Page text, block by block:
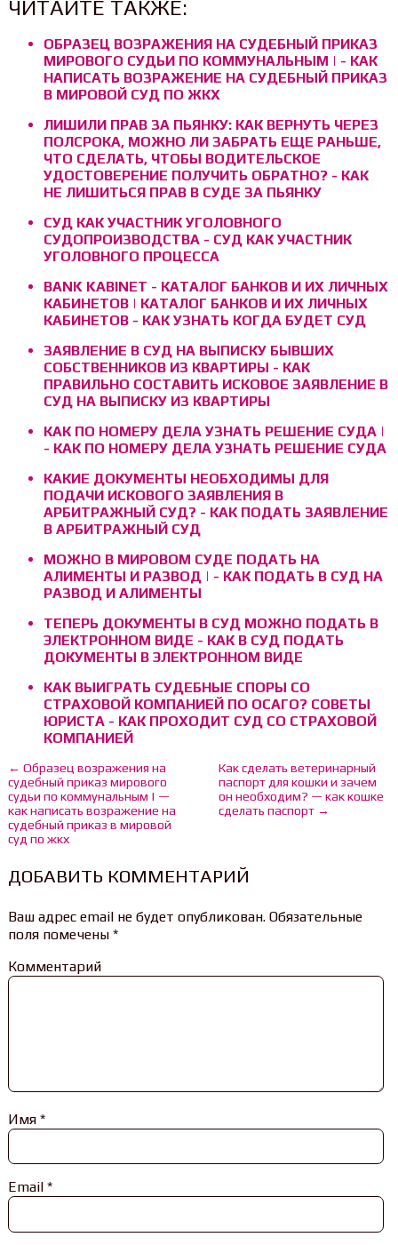
ЧИТАЙТЕ ТАКЖЕ:
ОБРАЗЕЦ ВОЗРАЖЕНИЯ НА СУДЕБНЫЙ ПРИКАЗ
МИРОВОГО СУДЬИ ПО КОММУНАЛЬНЫМ | - КАК
НАПИСАТЬ ВОЗРАЖЕНИЕ НА СУДЕБНЫЙ ПРИКАЗ
В МИРОВОЙ СУД ПО ЖКХ
ЛИШИЛИ ПРАВ ЗА ПЬЯНКУ: КАК ВЕРНУТЬ ЧЕРЕЗ
ПОЛСРОКА, МОЖНО ЛИ ЗАБРАТЬ ЕЩЕ РАНЬШЕ,
ЧТО СДЕЛАТЬ, ЧТОБЫ ВОДИТЕЛЬСКОЕ
УДОСТОВЕРЕНИЕ ПОЛУЧИТЬ ОБРАТНО? - КАК
НЕ ЛИШИТЬСЯ ПРАВ В СУДЕ ЗА ПЬЯНКУ
СУД КАК УЧАСТНИК УГОЛОВНОГО
СУДОПРОИЗВОДСТВА - СУД КАК УЧАСТНИК
УГОЛОВНОГО ПРОЦЕССА
BANK KABINET - КАТАЛОГ БАНКОВ И ИХ ЛИЧНЫХ
КАБИНЕТОВ | КАТАЛОГ БАНКОВ И ИХ ЛИЧНЫХ
КАБИНЕТОВ - КАК УЗНАТЬ КОГДА БУДЕТ СУД
ЗАЯВЛЕНИЕ В СУД НА ВЫПИСКУ БЫВШИХ
СОБСТВЕННИКОВ ИЗ КВАРТИРЫ - КАК
ПРАВИЛЬНО СОСТАВИТЬ ИСКОВОЕ ЗАЯВЛЕНИЕ В
СУД НА ВЫПИСКУ ИЗ КВАРТИРЫ
КАК ПО НОМЕРУ ДЕЛА УЗНАТЬ РЕШЕНИЕ СУДА |
- КАК ПО НОМЕРУ ДЕЛА УЗНАТЬ РЕШЕНИЕ СУДА
КАКИЕ ДОКУМЕНТЫ НЕОБХОДИМЫ ДЛЯ
ПОДАЧИ ИСКОВОГО ЗАЯВЛЕНИЯ В
АРБИТРАЖНЫЙ СУД? - КАК ПОДАТЬ ЗАЯВЛЕНИЕ
В АРБИТРАЖНЫЙ СУД
МОЖНО В МИРОВОМ СУДЕ ПОДАТЬ НА
АЛИМЕНТЫ И РАЗВОД | - КАК ПОДАТЬ В СУД НА
РАЗВОД И АЛИМЕНТЫ
ТЕПЕРЬ ДОКУМЕНТЫ В СУД МОЖНО ПОДАТЬ В
ЭЛЕКТРОННОМ ВИДЕ - КАК В СУД ПОДАТЬ
ДОКУМЕНТЫ В ЭЛЕКТРОННОМ ВИДЕ
КАК ВЫИГРАТЬ СУДЕБНЫЕ СПОРЫ СО
СТРАХОВОЙ КОМПАНИЕЙ ПО ОСАГО? СОВЕТЫ
ЮРИСТА - КАК ПРОХОДИТ СУД СО СТРАХОВОЙ
КОМПАНИЕЙ
← Образец возражения на
судебный приказ мирового
судьи по коммунальным | —
как написать возражение на
судебный приказ в мировой
суд по жкх
Как сделать ветеринарный
паспорт для кошки и зачем
он необходим? — как кошке
сделать паспорт →
ДОБАВИТЬ КОММЕНТАРИЙ
Ваш адрес email не будет опубликован.Обязательные
поля помечены *
Комментарий
Имя *
Email *